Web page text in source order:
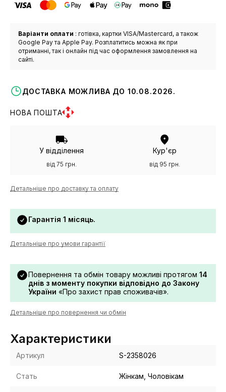
Варіанти оплати : готівка, картки VISA/Mastercard, а також
Google Pay та Apple Pay. Розплатитись можна як при
отриманні, так і онлайн під час оформлення замовлення на
сайті.
ДОСТАВКА МОЖЛИВА ДО 10.08.2026.
НОВА ПОШТА
У відділення
від 75 грн.
Кур'єр
від 95 грн.
Детальніше про доставку та оплату
Гарантія 1 місяць.
Детальніше про умови гарантії
Повернення та обмін товару можливі протягом 14
днів з моменту покупки відповідно до Закону
України «Про захист прав споживачів».
Детальніше про повернення чи обмін
Характеристики
Артикул S-2358026
Стать Жінкам, Чоловікам